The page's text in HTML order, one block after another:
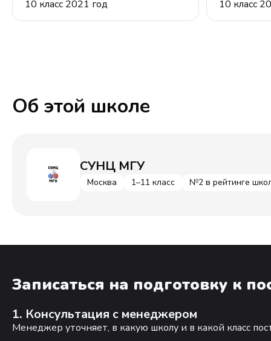
10 класс 2021 год 10 класс
Об этой школе
СУНЦ МГУ
Москва 1–11 класс №2 в рейтинге
Записаться на подготовку к
1. Консультация с менеджером
Менеджер уточняет, в какую школу и в какой класс